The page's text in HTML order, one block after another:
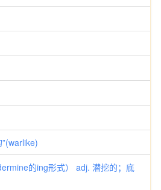
的ing形式） adj. 潜挖的；底